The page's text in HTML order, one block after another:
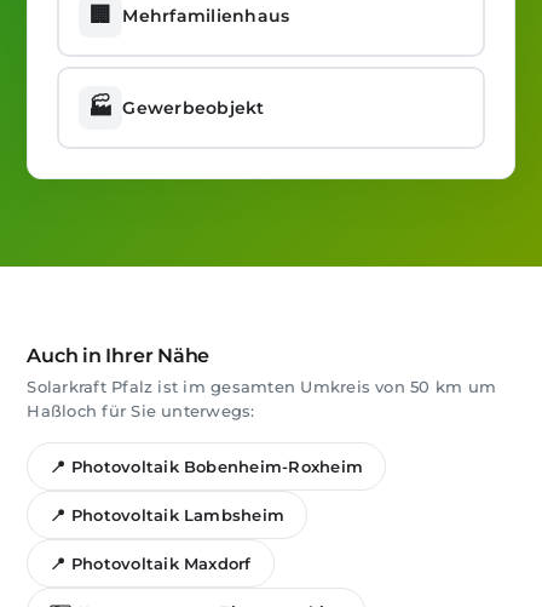
🏢 Mehrfamilienhaus
🏭 Gewerbeobjekt
Auch in Ihrer Nähe
Solarkraft Pfalz ist im gesamten Umkreis von 50 km um
Haßloch für Sie unterwegs:
📍 Photovoltaik Bobenheim-Roxheim
📍 Photovoltaik Lambsheim
📍 Photovoltaik Maxdorf